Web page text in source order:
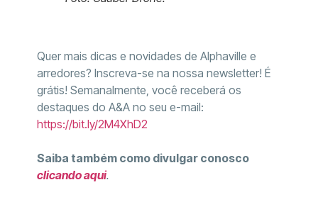
Quer mais dicas e novidades de Alphaville e
arredores? Inscreva-se na nossa newsletter! É
grátis! Semanalmente, você receberá os
destaques do A&A no seu e-mail:
https://bit.ly/2M4XhD2
Saiba também como divulgar conosco
clicando aqui.